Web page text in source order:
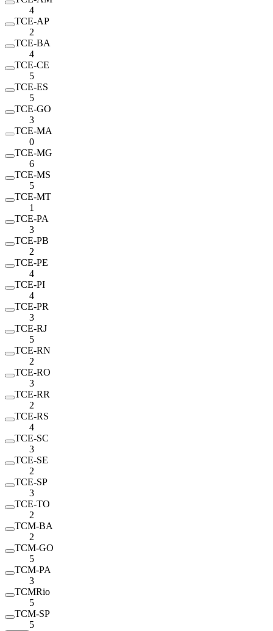
4
TCE-AP
2
TCE-BA
4
TCE-CE
5
TCE-ES
5
TCE-GO
3
TCE-MA
0
TCE-MG
6
TCE-MS
5
TCE-MT
1
TCE-PA
3
TCE-PB
2
TCE-PE
4
TCE-PI
4
TCE-PR
3
TCE-RJ
5
TCE-RN
2
TCE-RO
3
TCE-RR
2
TCE-RS
4
TCE-SC
3
TCE-SE
2
TCE-SP
3
TCE-TO
2
TCM-BA
2
TCM-GO
5
TCM-PA
3
TCMRio
5
TCM-SP
5